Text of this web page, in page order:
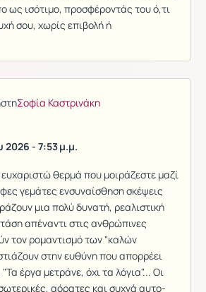
ως ισότιμο, προσφέροντάς του ό,τι
σου, χωρίς επιβολή ή
Σοφία Καστρινάκη
2026 - 7:53 μ.μ.
θερμά που μοιράζεστε μαζί
γεμάτες ενσυναίσθηση σκέψεις
μια πολύ δυνατή, ρεαλιστική
απέναντι στις ανθρώπινες
τον ρομαντισμό των "καλών
στην ευθύνη που απορρέει
έργα μετράνε, όχι τα λόγια"... Οι
αόρατες και συχνά αυτο-